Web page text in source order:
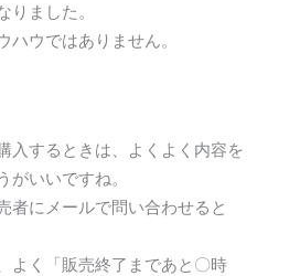
りました。
ハウではありません。
入するときは、よくよく内容を
がいいですね。
者にメールで問い合わせると
よく「販売終了まであと〇時